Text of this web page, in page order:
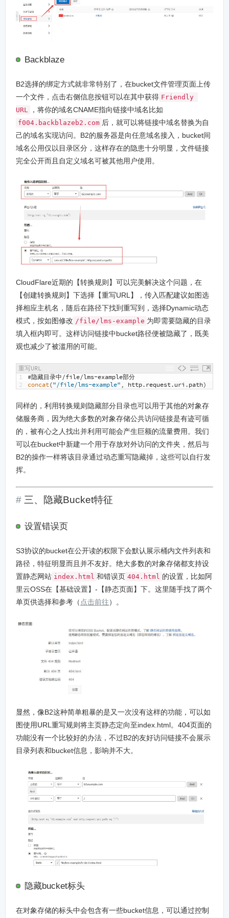
Backblaze
B2选择的绑定方式就非常特别了，在bucket文件管理页面上传
一个文件，点击右侧信息按钮可以在其中获得 Friendly
URL
，将你的域名CNAME指向链接中域名比如
f004.backblazeb2.com 后，就可以将链接中域名替换为自
己的域名实现访问。B2的服务器是向任意域名接入，bucket间
域名公用仅以目录区分，这样存在的隐患十分明显，文件链接
完全公开而且自定义域名可被其他用户使用。
CloudFlare近期的【转换规则】可以完美解决这个问题，在
【创建转换规则】下选择【重写URL】，传入匹配建议如图选
择相应主机名，随后在路径下找到重写到，选择Dynamic动态
模式，按如图修改 /file/lms-example 为即需要隐藏的目录
填入框内即可。这样访问链接中bucket路径便被隐藏了，既美
观也减少了被滥用的可能。
重写URL
1
2
#隐藏目录中/file/lms-example部分
concat("/file/lms-example", http.request.uri .path)
同样的，利用转换规则隐藏部分目录也可以用于其他的对象存
储服务商，因为绝大多数的对象存储公共访问链接是有迹可循
的，被有心之人找出并利用可能会产生巨额的流量费用。我们
可以在bucket中新建一个用于存放对外访问的文件夹，然后与
B2的操作一样将该目录通过动态重写隐藏掉，这些可以自行发
挥。
三、隐藏Bucket特征
设置错误页
S3协议的bucket在公开读的权限下会默认展示桶内文件列表和
路径，特征明显而且并不友好。绝大多数的对象存储都支持设
置静态网站 index.html 和错误页 404.html 的设置，比如阿
里云OSS在【基础设置】-【静态页面】下。这里随手找了两个
单页供选择和参考（ 点击前往）。
显然，像B2这种简单粗暴的是又一次没有这样的功能，可以如
图使用URL重写规则将主页静态定向至index.html。404页面的
功能没有一个比较好的办法，不过B2的友好访问链接不会展示
目录列表和bucket信息，影响并不大。
隐藏bucket标头
在对象存储的标头中会包含有一些bucket信息，可以通过控制